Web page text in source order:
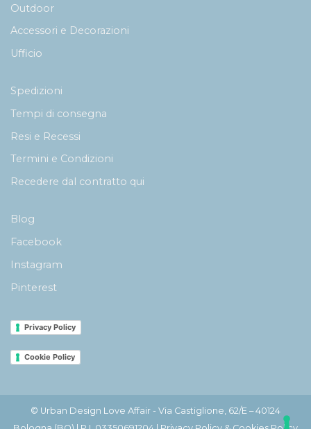
Outdoor
Accessori e Decorazioni
Ufficio
Spedizioni
Tempi di consegna
Resi e Recessi
Termini e Condizioni
Recedere dal contratto qui
Blog
Facebook
Instagram
Pinterest
Privacy Policy
Cookie Policy
© Urban Design Love Affair - Via Castiglione, 62/E – 40124